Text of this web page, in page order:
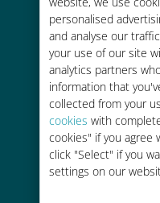
personalised
and analyse our
your use of our site
analytics partners
information that
collected from your
cookies with
cookies" if you agree
click "Select" if you
settings on our
Ovunque
senza